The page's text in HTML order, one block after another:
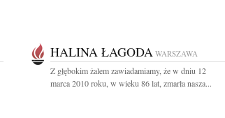
HALINA ŁAGODA WARSZAWA
Z głębokim żalem zawiadamiamy, że w dniu 12
marca 2010 roku, w wieku 86 lat, zmarła nasza...